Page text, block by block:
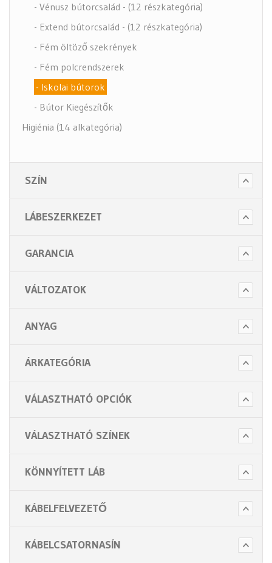
- Vénusz bútorcsalád - (12 részkategória)
- Extend bútorcsalád - (12 részkategória)
- Fém öltöző szekrények
- Fém polcrendszerek
- Iskolai bútorok
- Bútor Kiegészítők
Higiénia (14 alkategória)
SZÍN
LÁBESZERKEZET
GARANCIA
VÁLTOZATOK
ANYAG
ÁRKATEGÓRIA
VÁLASZTHATÓ OPCIÓK
VÁLASZTHATÓ SZÍNEK
KÖNNYÍTETT LÁB
KÁBELFELVEZETŐ
KÁBELCSATORNASÍN